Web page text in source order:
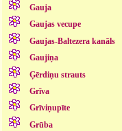
Gauja
Gaujas vecupe
Gaujas-Baltezera kanāls
Gaujiņa
Ģērdiņu strauts
Grīva
Grīviņupīte
Grūba